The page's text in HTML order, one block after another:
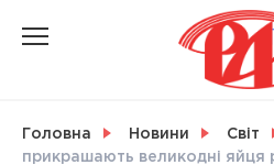
Головна Новини Світ
прикрашають великодні яйця